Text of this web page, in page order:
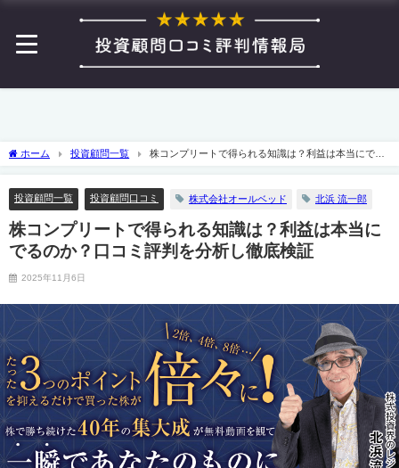
ホーム 投資顧問一覧
株コンプリートで得られる知識は？利益は本当にでる
投資顧問一覧 投資顧問口コミ 株式会社オールベッド 北浜 流一郎
株コンプリートで得られる知識は？利益は本当に
でるのか？口コミ評判を分析し徹底検証
2025年11月6日